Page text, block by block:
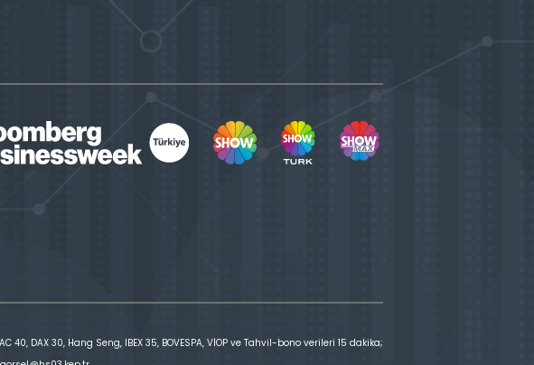
DAX 30, Hang Seng, IBEX 35, BOVESPA, VİOP ve Tahvil-bono verileri 15 dakika;